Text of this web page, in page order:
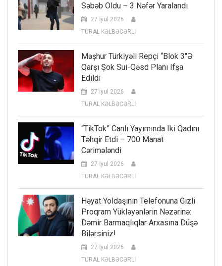
Səbəb Oldu – 3 Nəfər Yaralandı
27 İyul 2026
TURAL KƏLBƏCƏRLİ
Məşhur Türkiyəli Repçi “Blok 3″ə
Qarşı Şok Sui-Qəsd Planı Ifşa
Edildi
27 İyul 2026
TURAL KƏLBƏCƏRLİ
“TikTok” Canlı Yayımında Iki Qadını
Təhqir Etdi – 700 Manat
Cərimələndi
27 İyul 2026
TURAL KƏLBƏCƏRLİ
Həyat Yoldaşının Telefonuna Gizli
Proqram Yükləyənlərin Nəzərinə:
Dəmir Barmaqlıqlar Arxasına Düşə
Bilərsiniz!
27 İyul 2026
TURAL KƏLBƏCƏRLİ